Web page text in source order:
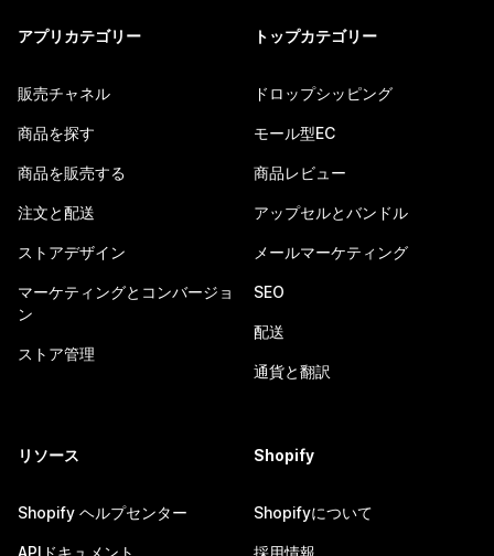
アプリカテゴリー
販売チャネル
商品を探す
商品を販売する
注文と配送
ストアデザイン
マーケティングとコンバージョ
ン
ストア管理
トップカテゴリー
ドロップシッピング
モール型EC
商品レビュー
アップセルとバンドル
メールマーケティング
SEO
配送
通貨と翻訳
リソース
Shopify ヘルプセンター
APIドキュメント
Shopify
Shopifyについて
採用情報